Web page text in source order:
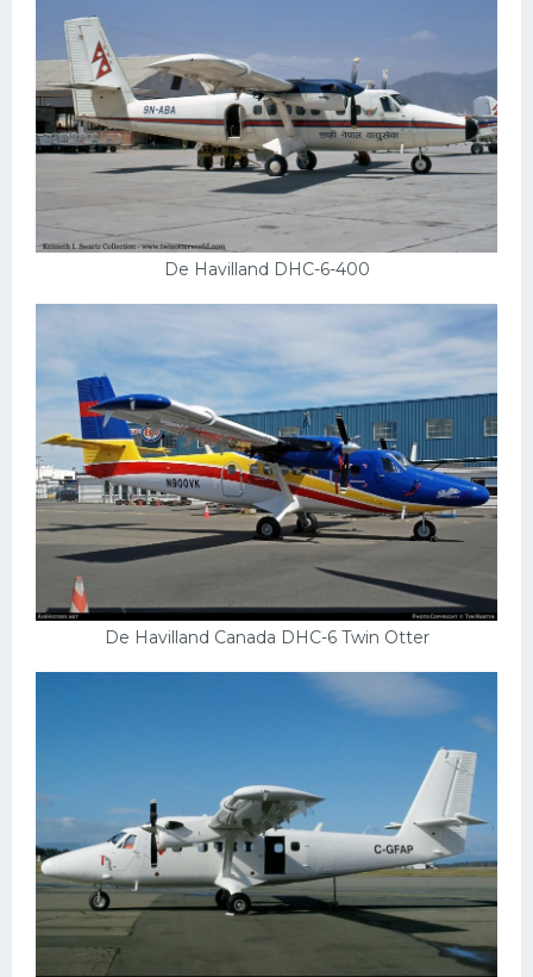
De Havilland DHC-6-400
De Havilland Canada DHC-6 Twin Otter